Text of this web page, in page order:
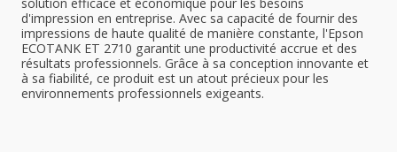
d'impression en entreprise. Avec sa capacité de fournir des
impressions de haute qualité de manière constante, l'Epson
ECOTANK ET 2710 garantit une productivité accrue et des
résultats professionnels. Grâce à sa conception innovante et
à sa fiabilité, ce produit est un atout précieux pour les
environnements professionnels exigeants.